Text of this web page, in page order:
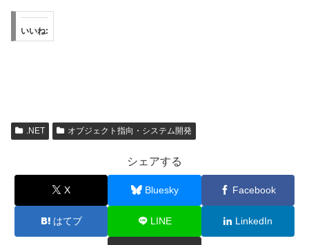
いいね:
.NET オブジェクト指向・システム開発
シェアする
X Bluesky Facebook
はてブ LINE LinkedIn